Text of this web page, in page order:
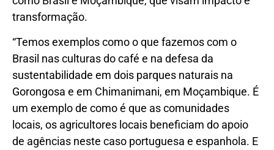
transformação.
“Temos exemplos como o que fazemos com o
Brasil nas culturas do café e na defesa da
sustentabilidade em dois parques naturais na
Gorongosa e em Chimanimani, em Moçambique. É
um exemplo de como é que as comunidades
locais, os agricultores locais beneficiam do apoio
de agências neste caso portuguesa e espanhola. E